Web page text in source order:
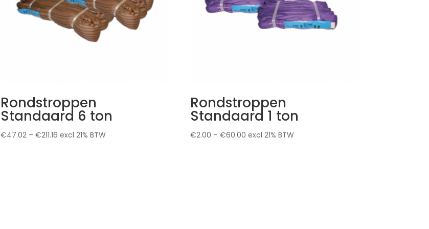
Rondstroppen
Standaard 6 ton
€47.02– €211.16 excl 21% BTW
Rondstroppen
Standaard 1 ton
€2.00 –€60.00 excl 21% BTW